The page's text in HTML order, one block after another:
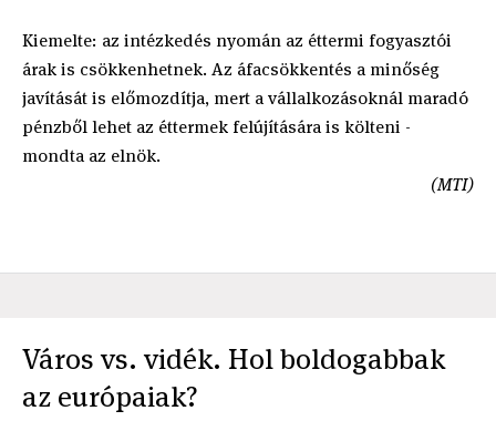
Kiemelte: az intézkedés nyomán az éttermi fogyasztói
árak is csökkenhetnek. Az áfacsökkentés a minőség
javítását is előmozdítja, mert a vállalkozásoknál maradó
pénzből lehet az éttermek felújítására is költeni -
mondta az elnök.
(MTI)
Város vs. vidék. Hol boldogabbak
az európaiak?